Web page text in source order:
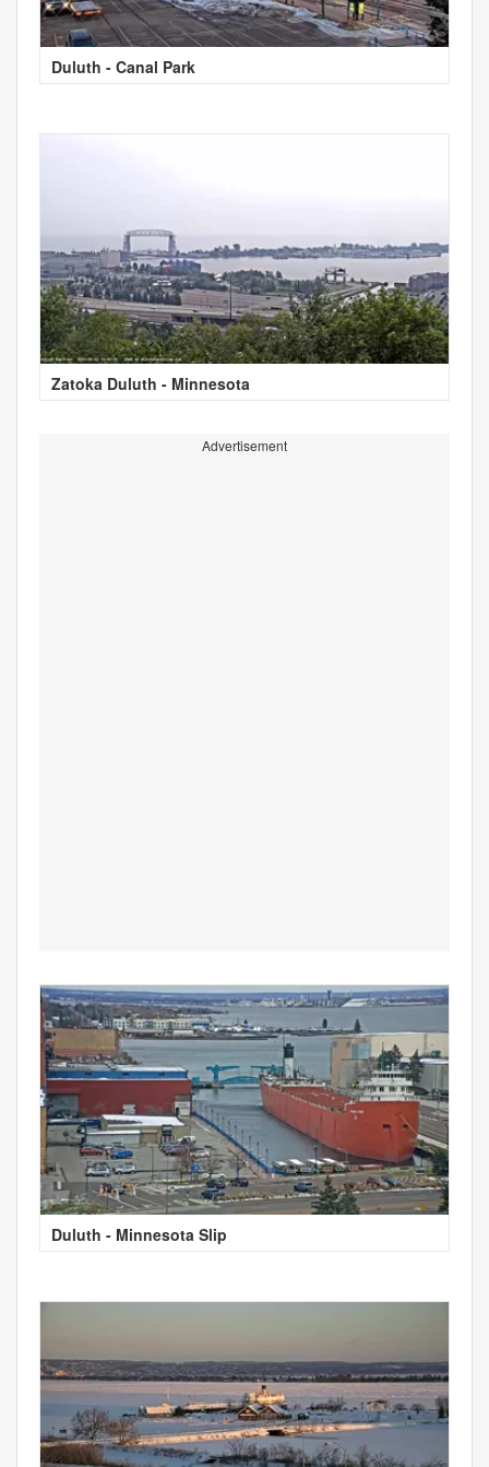
Duluth - Canal Park
Zatoka Duluth - Minnesota
Advertisement
Duluth - Minnesota Slip